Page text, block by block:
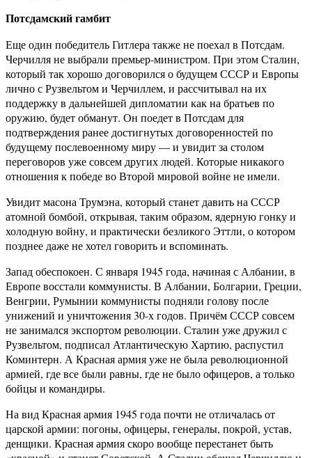
Потсдамский гамбит
Еще один победитель Гитлера также не поехал в Потсдам.
Черчилля не выбрали премьер-министром. При этом Сталин,
который так хорошо договорился о будущем СССР и Европы
лично с Рузвельтом и Черчиллем, и рассчитывал на их
поддержку в дальнейшей дипломатии как на братьев по
оружию, будет обманут. Он поедет в Потсдам для
подтверждения ранее достигнутых договоренностей по
будущему послевоенному миру — и увидит за столом
переговоров уже совсем других людей. Которые никакого
отношения к победе во Второй мировой войне не имели.
Увидит масона Трумэна, который станет давить на СССР
атомной бомбой, открывая, таким образом, ядерную гонку и
холодную войну, и практически безликого Эттли, о котором
позднее даже не хотел говорить и вспоминать.
Запад обеспокоен. С января 1945 года, начиная с Албании, в
Европе восстали коммунисты. В Албании, Болгарии, Греции,
Венгрии, Румынии коммунисты подняли голову после
унижений и уничтожения 30-х годов. Причём СССР совсем
не занимался экспортом революции. Сталин уже дружил с
Рузвельтом, подписал Атлантическую Хартию, распустил
Коминтерн. А Красная армия уже не была революционной
армией, где все были равны, где не было офицеров, а только
бойцы и командиры.
На вид Красная армия 1945 года почти не отличалась от
царской армии: погоны, офицеры, генералы, покрой, устав,
денщики. Красная армия скоро вообще перестанет быть